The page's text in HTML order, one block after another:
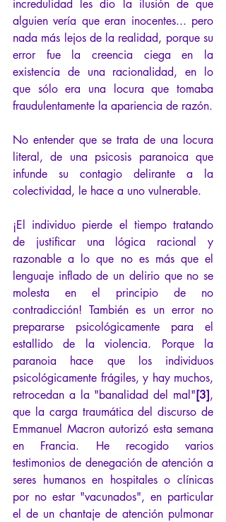
incredulidad les dio la ilusión de que
alguien vería que eran inocentes... pero
nada más lejos de la realidad, porque su
error fue la creencia ciega en la
existencia de una racionalidad, en lo
que sólo era una locura que tomaba
fraudulentamente la apariencia de razón.
No entender que se trata de una locura
literal, de una psicosis paranoica que
infunde su contagio delirante a la
colectividad, le hace a uno vulnerable.
¡El individuo pierde el tiempo tratando
de justificar una lógica racional y
razonable a lo que no es más que el
lenguaje inflado de un delirio que no se
molesta en el principio de no
contradicción! También es un error no
prepararse psicológicamente para el
estallido de la violencia. Porque la
paranoia hace que los individuos
psicológicamente frágiles, y hay muchos,
retrocedan a la "banalidad del mal"[3],
que la carga traumática del discurso de
Emmanuel Macron autorizó esta semana
en Francia. He recogido varios
testimonios de denegación de atención a
seres humanos en hospitales o clínicas
por no estar "vacunados", en particular
el de un chantaje de atención pulmonar